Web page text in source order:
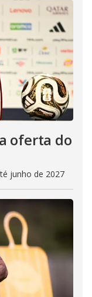
oferta do
junho de 2027